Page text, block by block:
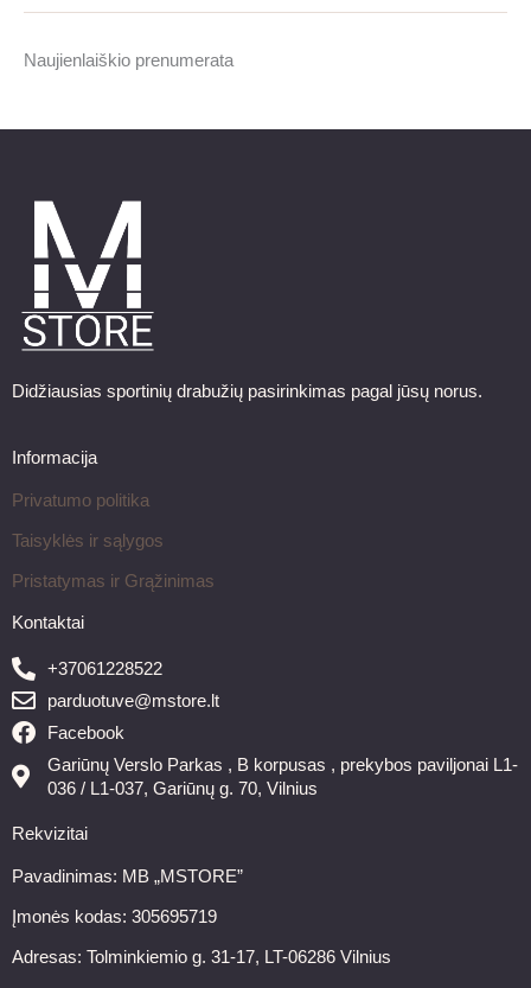
Naujienlaiškio prenumerata
Didžiausias sportinių drabužių pasirinkimas pagal jūsų norus.
Informacija
Privatumo politika
Taisyklės ir sąlygos
Pristatymas ir Grąžinimas
Kontaktai
+37061228522
parduotuve@mstore.lt
Facebook
Gariūnų Verslo Parkas , B korpusas , prekybos paviljonai L1-
036 / L1-037, Gariūnų g. 70, Vilnius
Rekvizitai
Pavadinimas: MB „MSTORE”
Įmonės kodas: 305695719
Adresas: Tolminkiemio g. 31-17, LT-06286 Vilnius